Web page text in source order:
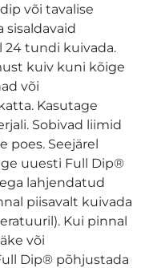
või tavalise
sisaldavaid
24 tundi kuivada.
kuiv kuni kõige
või
Kasutage
Sobivad liimid
poes. Seejärel
uuesti Full Dip®
lahjendatud
piisavalt kuivada
Kui pinnal
või
Dip® põhjustada